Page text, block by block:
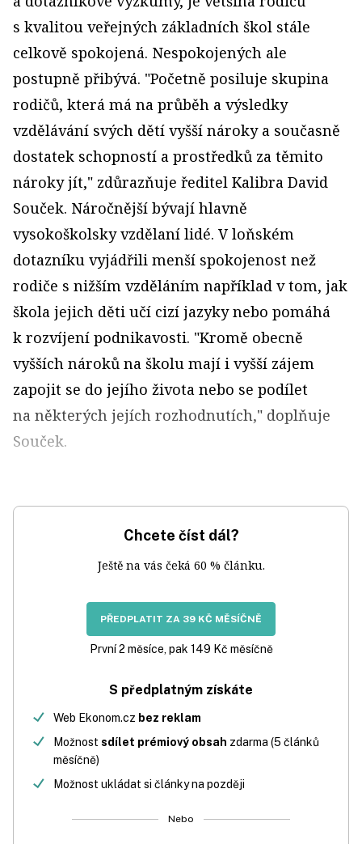
s kvalitou veřejných základních škol stále
celkově spokojená. Nespokojených ale
postupně přibývá. "Početně posiluje skupina
rodičů, která má na průběh a výsledky
vzdělávání svých dětí vyšší nároky a současně
dostatek schopností a prostředků za těmito
nároky jít," zdůrazňuje ředitel Kalibra David
Souček. Náročnější bývají hlavně
vysokoškolsky vzdělaní lidé. V loňském
dotazníku vyjádřili menší spokojenost než
rodiče s nižším vzděláním například v tom, jak
škola jejich děti učí cizí jazyky nebo pomáhá
k rozvíjení podnikavosti. "Kromě obecně
vyšších nároků na školu mají i vyšší zájem
zapojit se do jejího života nebo se podílet
na některých jejích rozhodnutích," doplňuje
Souček.
Chcete číst dál?
Ještě na vás čeká 60 % článku.
PŘEDPLATIT ZA 39 KČ MĚSÍČNĚ
První 2 měsíce, pak 149 Kč měsíčně
S předplatným získáte
Web Ekonom.cz bez reklam
Možnost sdílet prémiový obsah zdarma (5 článků
měsíčně)
Možnost ukládat si články na později
Nebo